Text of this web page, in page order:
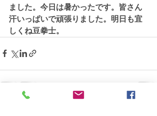
ました。今日は暑かったです。皆さん
汗いっぱいで頑張りました。明日も宜
しくね豆拳士。